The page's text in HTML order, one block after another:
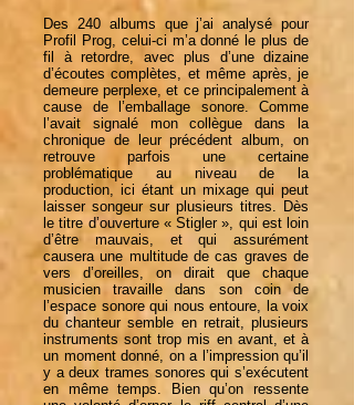
Des 240 albums que j’ai analysé pour
Profil Prog, celui-ci m’a donné le plus de
fil à retordre, avec plus d’une dizaine
d’écoutes complètes, et même après, je
demeure perplexe, et ce principalement à
cause de l’emballage sonore. Comme
l’avait signalé mon collègue dans la
chronique de leur précédent album, on
retrouve parfois une certaine
problématique au niveau de la
production, ici étant un mixage qui peut
laisser songeur sur plusieurs titres. Dès
le titre d’ouverture « Stigler », qui est loin
d’être mauvais, et qui assurément
causera une multitude de cas graves de
vers d’oreilles, on dirait que chaque
musicien travaille dans son coin de
l’espace sonore qui nous entoure, la voix
du chanteur semble en retrait, plusieurs
instruments sont trop mis en avant, et à
un moment donné, on a l’impression qu’il
y a deux trames sonores qui s’exécutent
en même temps. Bien qu’on ressente